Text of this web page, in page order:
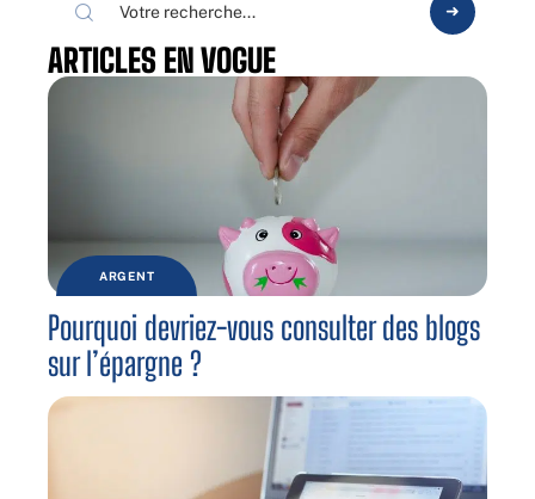
ARTICLES EN VOGUE
ARGENT
Pourquoi devriez-vous consulter des blogs
sur l’épargne ?